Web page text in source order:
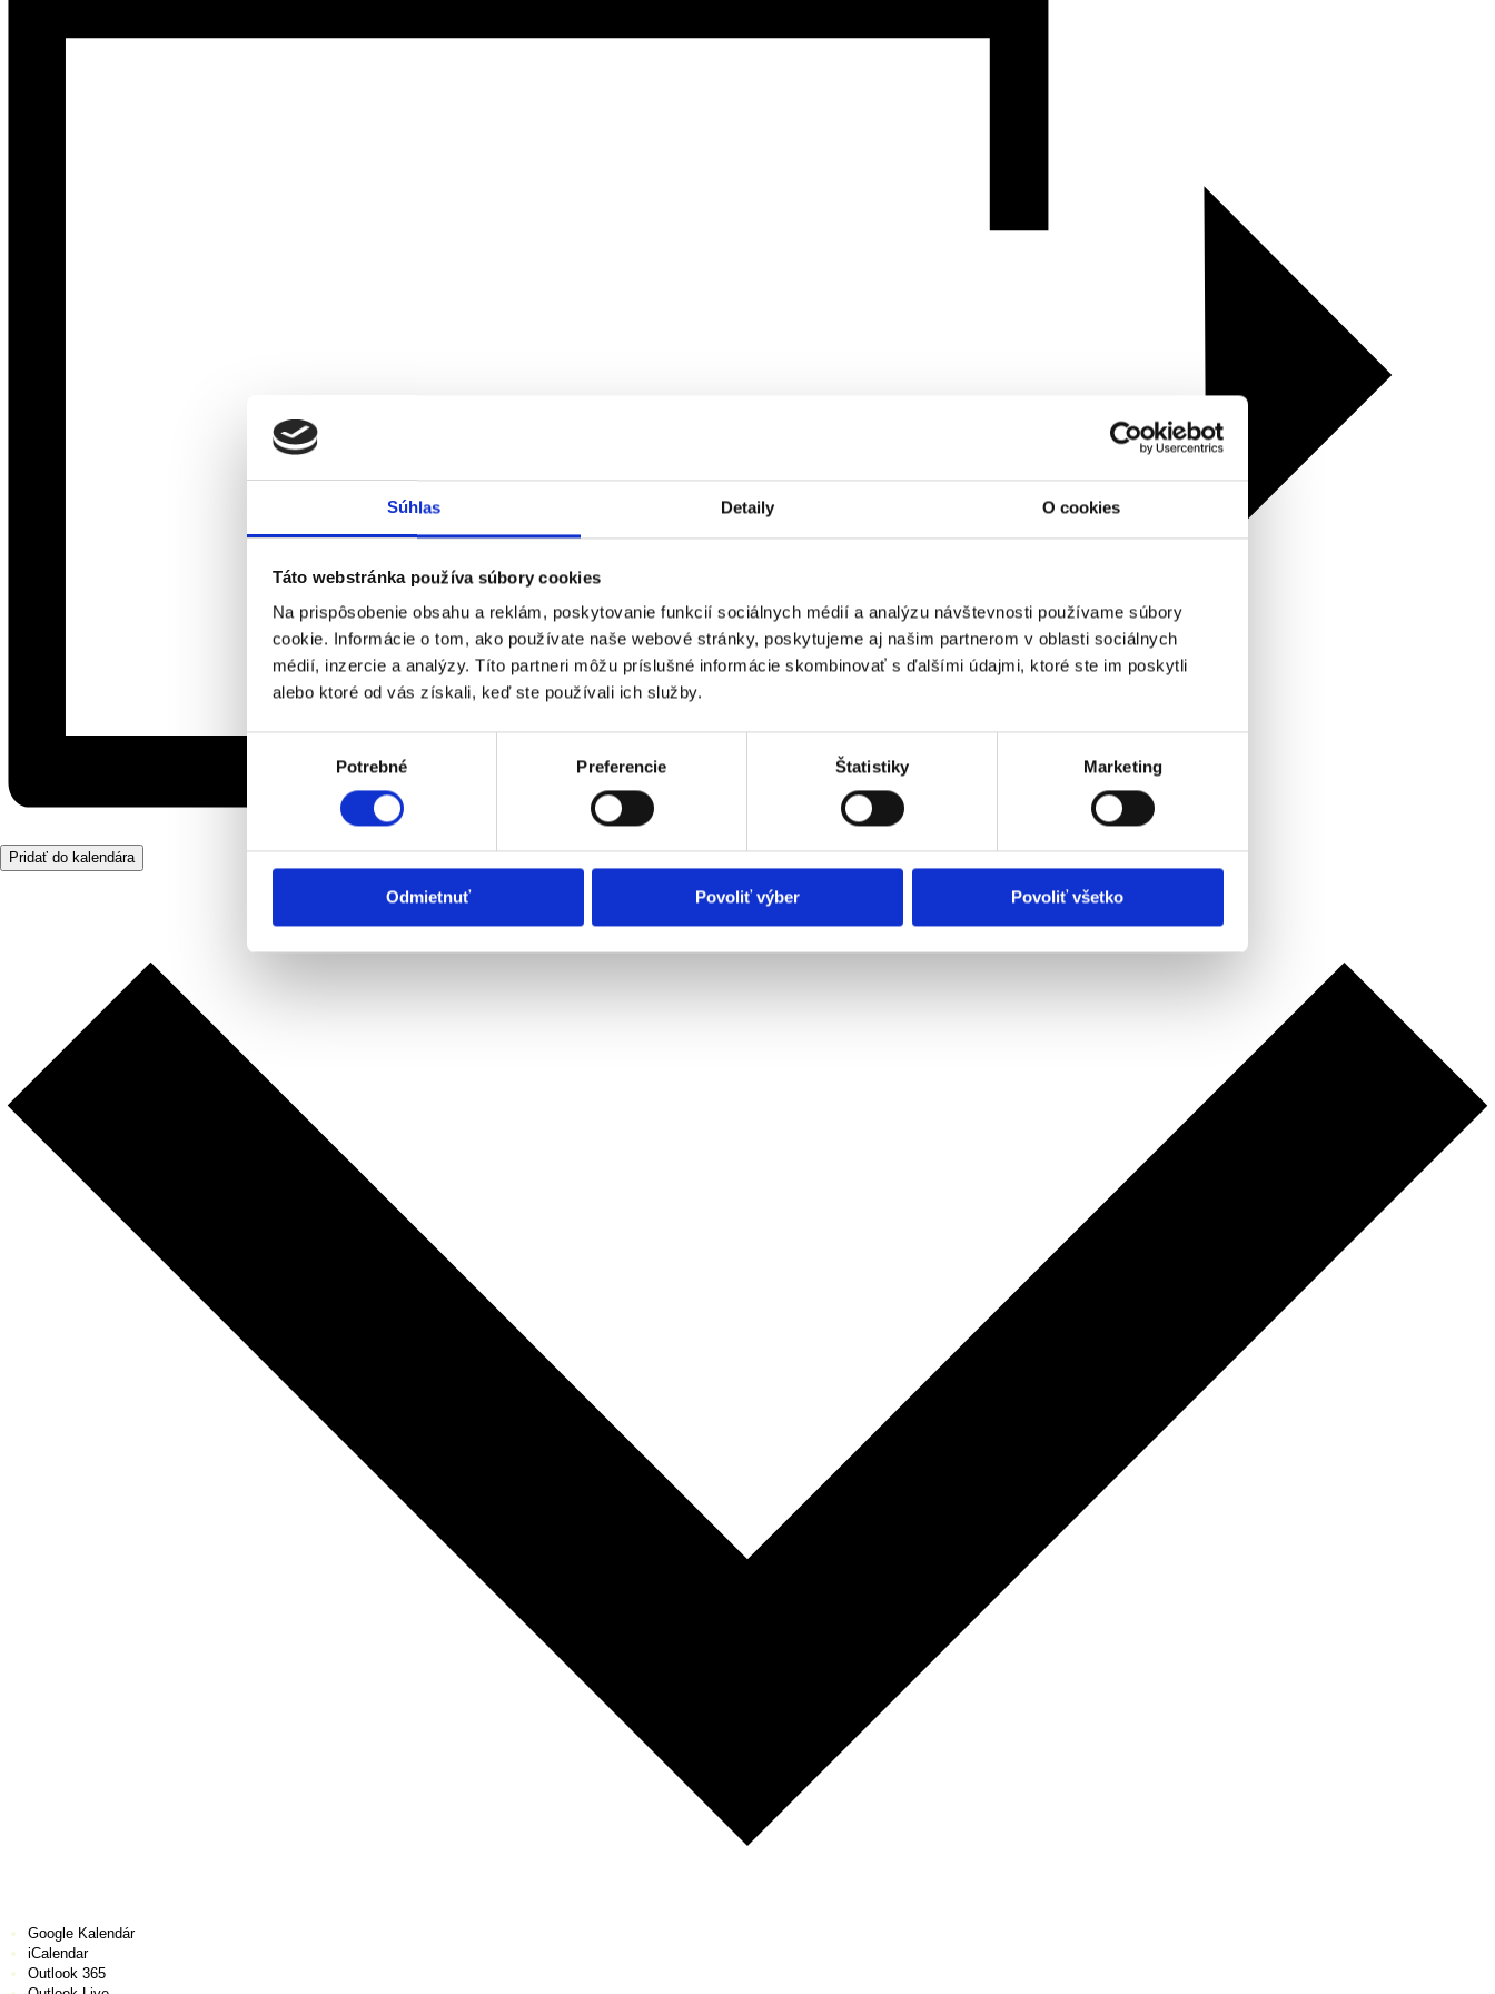
Súhlas Detaily O cookies
Táto webstránka používa súbory cookies
Na prispôsobenie obsahu a reklám, poskytovanie funkcií sociálnych médií a analýzu návštevnosti používame súbory
cookie. Informácie o tom, ako používate naše webové stránky, poskytujeme aj našim partnerom v oblasti sociálnych
médií, inzercie a analýzy. Títo partneri môžu príslušné informácie skombinovať s ďalšími údajmi, ktoré ste im poskytli
alebo ktoré od vás získali, keď ste používali ich služby.
Potrebné Preferencie Štatistiky Marketing
Odmietnuť Povoliť výber Povoliť všetko
Pridať do kalendára
Google Kalendár
iCalendar
Outlook 365